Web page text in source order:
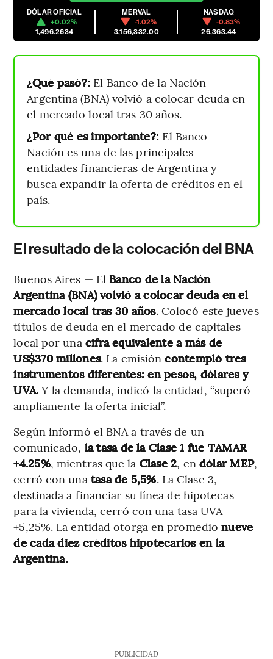
DÓLAR OFICIAL
+0.02%
1,496.2634
MERVAL
-1.02%
3,156,332.00
NASDAQ
-0.83%
26,363.44
¿Qué pasó?: El Banco de la Nación
Argentina (BNA) volvió a colocar deuda en
el mercado local tras 30 años.
¿Por qué es importante?: El Banco
Nación es una de las principales
entidades financieras de Argentina y
busca expandir la oferta de créditos en el
país.
El resultado de la colocación del BNA
Buenos Aires — El Banco de la Nación
Argentina (BNA) volvió a colocar deuda en el
mercado local tras 30 años. Colocó este jueves
títulos de deuda en el mercado de capitales
local por una cifra equivalente a más de
US$370 millones. La emisióncontempló tres
instrumentos diferentes: en pesos, dólares y
UVA. Y la demanda, indicó la entidad, “superó
ampliamente la oferta inicial”.
Según informó el BNA a través de un
comunicado, la tasa de la Clase 1 fue TAMAR
+4.25%, mientras que la Clase 2, en dólar MEP,
cerró con una tasa de 5,5%. La Clase 3,
destinada a financiar su línea de hipotecas
para la vivienda, cerró con una tasa UVA
+5,25%. La entidad otorga en promedionueve
de cada diez créditos hipotecarios en la
Argentina.
PUBLICIDAD